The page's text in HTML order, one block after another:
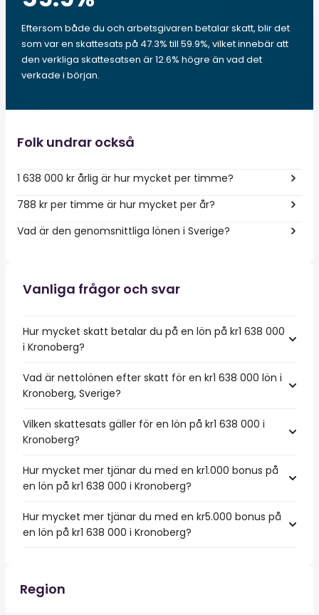
Eftersom både du och arbetsgivaren betalar skatt, blir det
som var en skattesats på 47.3% till 59.9%, vilket innebär att
den verkliga skattesatsen är 12.6% högre än vad det
verkade i början.
Folk undrar också
1 638 000 kr årlig är hur mycket per timme?
788 kr per timme är hur mycket per år?
Vad är den genomsnittliga lönen i Sverige?
Vanliga frågor och svar
Hur mycket skatt betalar du på en lön på kr1 638 000
i Kronoberg?
Vad är nettolönen efter skatt för en kr1 638 000 lön i
Kronoberg, Sverige?
Vilken skattesats gäller för en lön på kr1 638 000 i
Kronoberg?
Hur mycket mer tjänar du med en kr1.000 bonus på
en lön på kr1 638 000 i Kronoberg?
Hur mycket mer tjänar du med en kr5.000 bonus på
en lön på kr1 638 000 i Kronoberg?
Region